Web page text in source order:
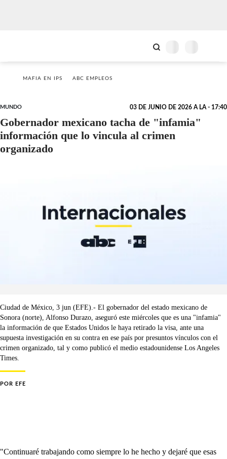
MAFIA EN IPS ABC EMPLEOS
MUNDO 03 DE JUNIO DE 2026 A LA - 17:40
Gobernador mexicano tacha de "infamia"
información que lo vincula al crimen
organizado
Ciudad de México, 3 jun (EFE).- El gobernador del estado mexicano de
Sonora (norte), Alfonso Durazo, aseguró este miércoles que es una "infamia"
la información de que Estados Unidos le haya retirado la visa, ante una
supuesta investigación en su contra en ese país por presuntos vínculos con el
crimen organizado, tal y como publicó el medio estadounidense Los Angeles
Times.
POR EFE
"Continuaré trabajando como siempre lo he hecho y dejaré que esas